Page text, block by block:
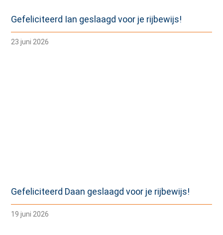
Gefeliciteerd Ian geslaagd voor je rijbewijs!
23 juni 2026
Gefeliciteerd Daan geslaagd voor je rijbewijs!
19 juni 2026